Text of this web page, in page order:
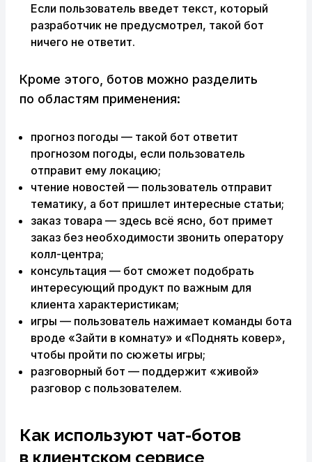
Если пользователь введет текст, который
разработчик не предусмотрел, такой бот
ничего не ответит.
Кроме этого, ботов можно разделить
по областям применения:
прогноз погоды — такой бот ответит
прогнозом погоды, если пользователь
отправит ему локацию;
чтение новостей — пользователь отправит
тематику, а бот пришлет интересные статьи;
заказ товара — здесь всё ясно, бот примет
заказ без необходимости звонить оператору
колл-центра;
консультация — бот сможет подобрать
интересующий продукт по важным для
клиента характеристикам;
игры — пользователь нажимает команды бота
вроде «Зайти в комнату» и «Поднять ковер»,
чтобы пройти по сюжеты игры;
разговорный бот — поддержит «живой»
разговор с пользователем.
Как используют чат-ботов
в клиентском сервисе